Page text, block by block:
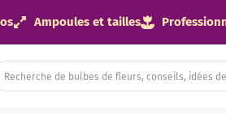
Ampoules et tailles